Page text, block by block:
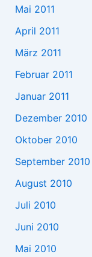
Mai 2011
April 2011
März 2011
Februar 2011
Januar 2011
Dezember 2010
Oktober 2010
September 2010
August 2010
Juli 2010
Juni 2010
Mai 2010